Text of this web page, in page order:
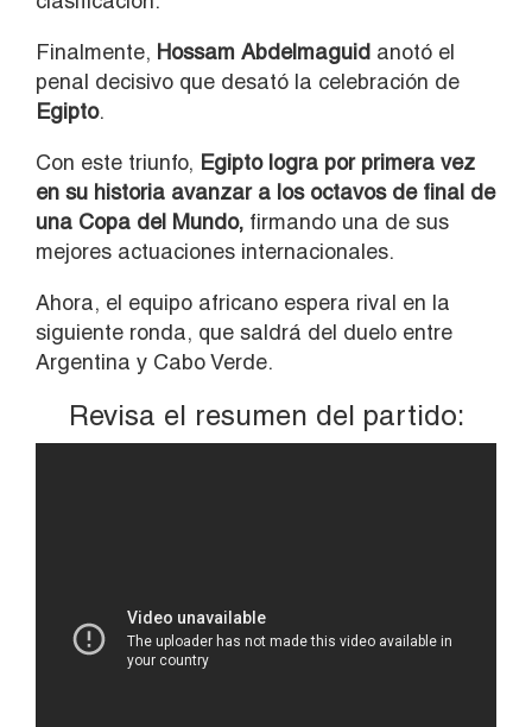
Finalmente, Hossam Abdelmaguid anotó el
penal decisivo que desató la celebración de
Egipto.
Con este triunfo, Egipto logra por primera vez
en su historia avanzar a los octavos de final de
una Copa del Mundo, firmando una de sus
mejores actuaciones internacionales.
Ahora, el equipo africano espera rival en la
siguiente ronda, que saldrá del duelo entre
Argentina y Cabo Verde.
Revisa el resumen del partido: